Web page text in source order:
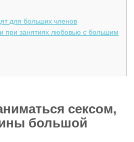
для больших членов
при занятиях любовью с большим
сексом,
большой